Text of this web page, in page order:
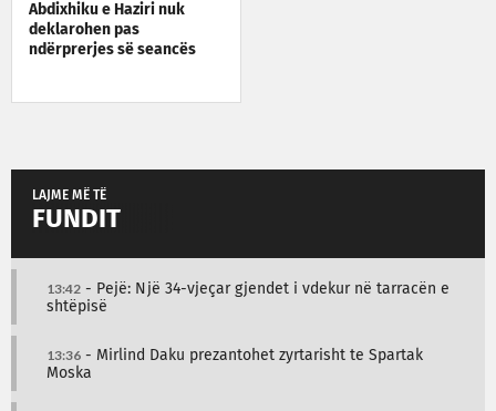
Abdixhiku e Haziri nuk
deklarohen pas
ndërprerjes së seancës
LAJME MË TË
FUNDIT
13:42 - Pejë: Një 34-vjeçar gjendet i vdekur në tarracën e
shtëpisë
13:36 - Mirlind Daku prezantohet zyrtarisht te Spartak
Moska